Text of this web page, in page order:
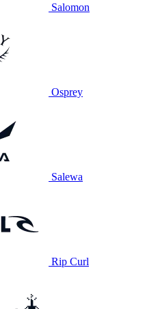
Salomon
Osprey
Salewa
Rip Curl